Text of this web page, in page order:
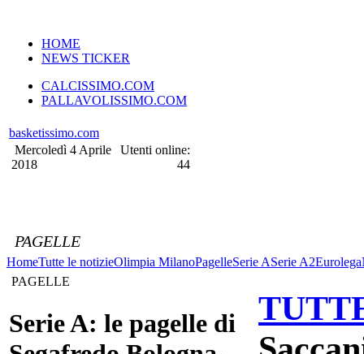
HOME
NEWS TICKER
CALCISSIMO.COM
PALLAVOLISSIMO.COM
basketissimo.com
Mercoledì 4 Aprile
2018
Utenti online:
44
PAGELLE
HomeTutte le notizieOlimpia MilanoPagelleSerie ASerie A2Eurolega
PAGELLE
Serie A: le pagelle di